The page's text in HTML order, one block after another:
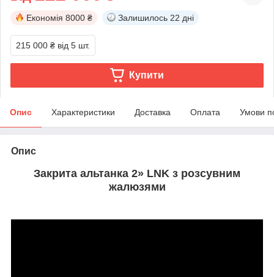
Економія 8000 ₴ Залишилось 22 дні
215 000 ₴ від 5 шт.
Купити
Опис Характеристики Доставка Оплата Умови
Опис
Закрита альтанка 2» LNK з розсувним
жалюзями